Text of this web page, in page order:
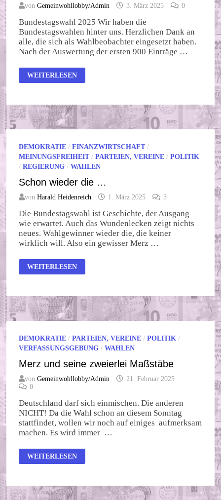
vonGemeinwohllobby/Admin 3. März 2025 0
Bundestagswahl 2025 Wir haben die
Bundestagswahlen hinter uns. Herzlichen Dank an
alle, die sich als Wahlbeobachter eingesetzt haben.
Nach der Auswertung der ersten 900 Einträge …
NACH
DER
DER
WAHL
WEITERLESEN
DEMOKRATIE /FINANZWIRTSCHAFT/
MEINUNGSFREIHEIT/PARTEIEN, VEREINE /POLITIK
/REGIERUNG /WAHLEN
Schon wieder die …
vonHarald Heidenreich 1. März 2025 3
Die Bundestagswahl ist Geschichte, der Ausgang
wie erwartet. Auch das Wundenlecken zeigt nichts
neues. Wahlgewinner wieder die, die keiner
wirklich will. Also ein gewisser Merz …
SCHON
WIEDER
WEITERLESEN
DEMOKRATIE /PARTEIEN, VEREINE /POLITIK /
VERFASSUNGSGEBUNG /WAHLEN
Merz und seine zweierlei Maßstäbe
vonGemeinwohllobby/Admin
21. Februar 2025
0
Deutschland darf sich einmischen. Die anderen
NICHT! Da die Wahl schon an diesem Sonntag
stattfindet, wollen wir noch auf einiges aufmerksam
machen. Es wird immer …
MERZ
UND
WEITERLESEN